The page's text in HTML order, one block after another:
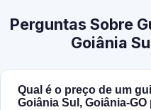
Perguntas Sobre
Goiânia
Qual é o preço de um
Goiânia Sul,